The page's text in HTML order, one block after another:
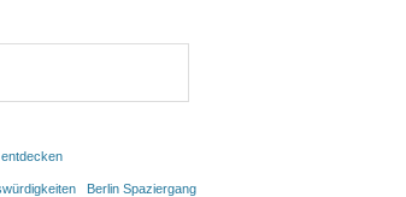
entdecken
Berlin Spaziergang